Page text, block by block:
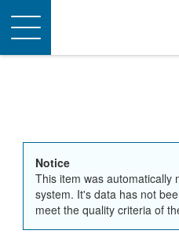
Toggle
navigation
Notice
This item was automatically
system. It's data has not
meet the quality criteria of